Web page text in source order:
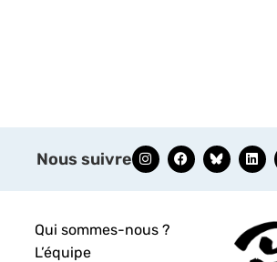
Nous suivre
Qui sommes-nous ?
L’équipe